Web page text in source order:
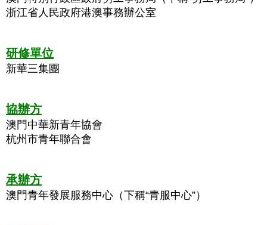
浙江省人民政府港澳事務辦公室
研修單位
新華三集團
協辦方
澳門中華新青年協會
杭州市青年聯合會
承辦方
澳門青年發展服務中心（下稱“青服中心”）